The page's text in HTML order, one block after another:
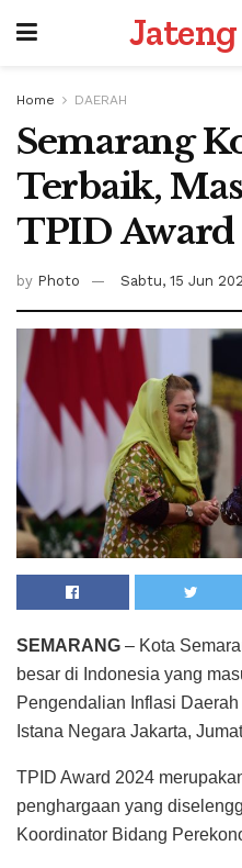
Home DAERAH
Semarang
Terbaik,
TPID Award
by Photo Sabtu, 15 Jun
SEMARANG – Kota
besar di Indonesia yang
Pengendalian Inflasi
Istana Negara Jakarta,
TPID Award 2024
penghargaan yang
Koordinator Bidang